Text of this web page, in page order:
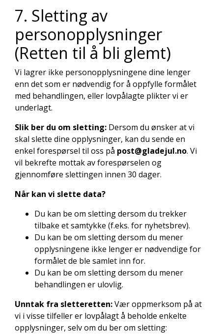
7. Sletting av
personopplysninger
(Retten til å bli glemt)
Vi lagrer ikke personopplysningene dine lenger
enn det som er nødvendig for å oppfylle formålet
med behandlingen, eller lovpålagte plikter vi er
underlagt.
Slik ber du om sletting: Dersom du ønsker at vi
skal slette dine opplysninger, kan du sende en
enkel forespørsel til oss på post@gladejul.no. Vi
vil bekrefte mottak av forespørselen og
gjennomføre slettingen innen 30 dager.
Når kan vi slette data?
Du kan be om sletting dersom du trekker
tilbake et samtykke (f.eks. for nyhetsbrev).
Du kan be om sletting dersom du mener
opplysningene ikke lenger er nødvendige for
formålet de ble samlet inn for.
Du kan be om sletting dersom du mener
behandlingen er ulovlig.
Unntak fra sletteretten:Vær oppmerksom på at
vi i visse tilfeller er lovpålagt å beholde enkelte
opplysninger, selv om du ber om sletting: